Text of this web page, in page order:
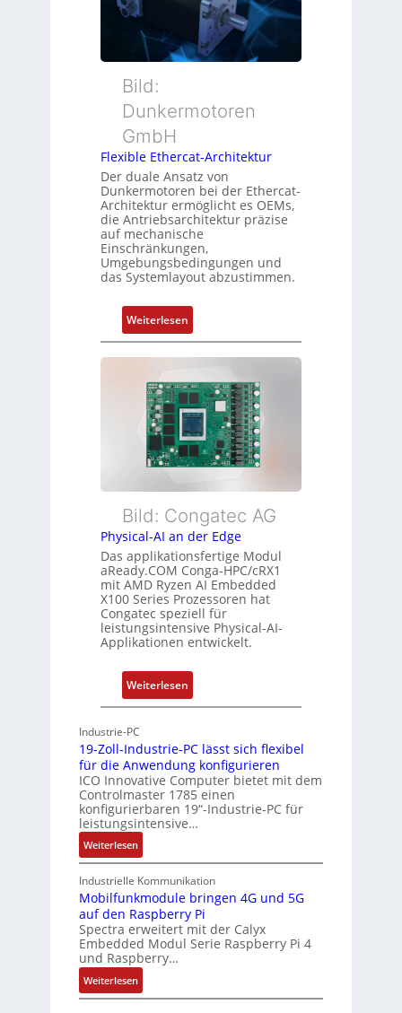
c
h
g
e
u
u
n
d
Z
u
s
t
d
b
e
r
w
a
u
n
g
t
e
y
s
o
r
g
t
f
ü
m
e
h
L
e
i
s
t
n
g
Bild:
Dunkermotoren
GmbH
Flexible Ethercat-Architektur
Der duale Ansatz von
Dunkermotoren bei der Ethercat-
Architektur ermöglicht es OEMs,
die Antriebsarchitektur präzise
auf mechanische
Einschränkungen,
Umgebungsbedingungen und
das Systemlayout abzustimmen.
Weiterlesen:
F
l
x
i
b
l
e
E
h
e
r
c
a
t
-
r
c
t
e
k
t
u
Bild: Congatec AG
Physical-AI an der Edge
Das applikationsfertige Modul
aReady.COM Conga-HPC/cRX1
mit AMD Ryzen AI Embedded
X100 Series Prozessoren hat
Congatec speziell für
leistungsintensive Physical-AI-
Applikationen entwickelt.
Weiterlesen:
P
s
i
c
a
I
a
n
d
E
Industrie-PC
19-Zoll-Industrie-PC lässt sich flexibel
für die Anwendung konfigurieren
ICO Innovative Computer bietet mit dem
Controlmaster 1785 einen
konfigurierbaren 19“-Industrie-PC für
leistungsintensive…
Weiterlesen:
1
9
-
Z
o
l
l
-
I
Industrielle Kommunikation
Mobilfunkmodule bringen 4G und 5G
auf den Raspberry Pi
Spectra erweitert mit der Calyx
Embedded Modul Serie Raspberry Pi 4
und Raspberry…
Weiterlesen:
M